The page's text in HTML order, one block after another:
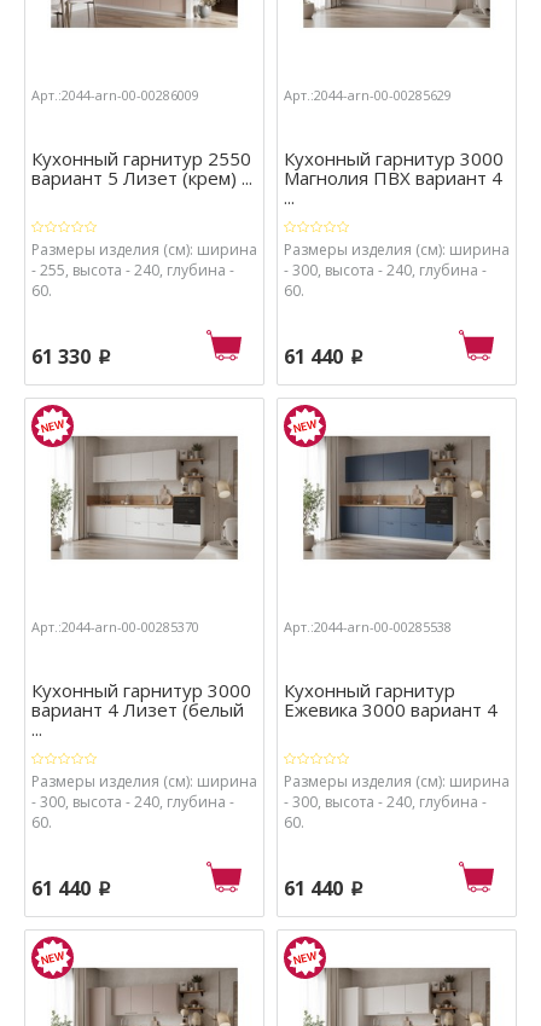
Арт.:2044-arn-00-00286009
Кухонный гарнитур 2550
вариант 5 Лизет (крем) ...
Размеры изделия (см): ширина
- 255, высота - 240, глубина -
60.
61 330 p
Арт.:2044-arn-00-00285629
Кухонный гарнитур 3000
Магнолия ПВХ вариант 4
...
Размеры изделия (см): ширина
- 300, высота - 240, глубина -
60.
61 440 p
Арт.:2044-arn-00-00285370
Кухонный гарнитур 3000
вариант 4 Лизет (белый
...
Размеры изделия (см): ширина
- 300, высота - 240, глубина -
60.
61 440 p
Арт.:2044-arn-00-00285538
Кухонный гарнитур
Ежевика 3000 вариант 4
Размеры изделия (см): ширина
- 300, высота - 240, глубина -
60.
61 440 p